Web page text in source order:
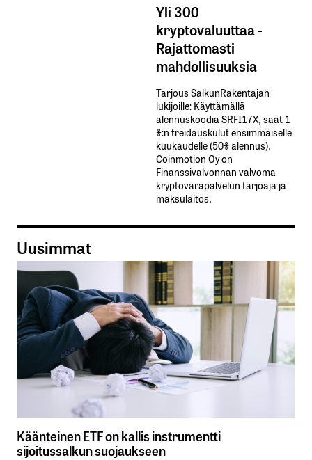
Yli 300
kryptovaluuttaa -
Rajattomasti
mahdollisuuksia
Tarjous SalkunRakentajan
lukijoille: Käyttämällä​ ​
alennuskoodia​ ​SRFI17X,​ ​saat​ ​1
%:n treidauskulut​ ​ensimmäiselle​ ​
kuukaudelle​ ​(50%​ ​alennus).
Coinmotion Oy on
Finanssivalvonnan valvoma
kryptovarapalvelun tarjoaja ja
maksulaitos.
Uusimmat
Käänteinen ETF on kallis instrumentti
sijoitussalkun suojaukseen